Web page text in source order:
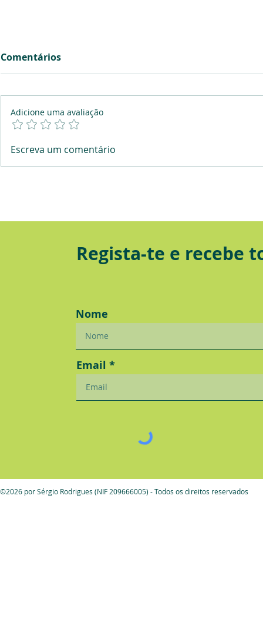
na RTP
Comentários
Adicione uma avaliação
Escreva um comentário
Regista-te e recebe
Nome
Email
©2026 por Sérgio Rodrigues (NIF 209666005) - Todos os direitos reservados